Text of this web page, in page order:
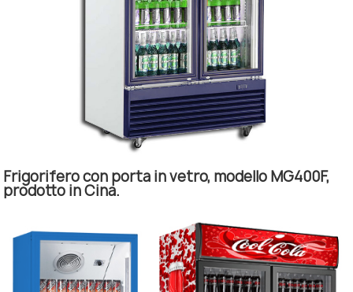
Frigorifero con porta in vetro, modello MG400F,
prodotto in Cina.